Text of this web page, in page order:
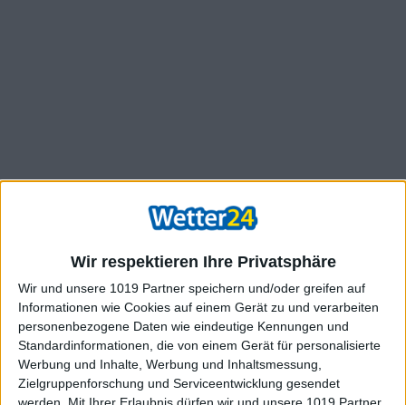
Wir respektieren Ihre Privatsphäre
Wir und unsere 1019 Partner speichern und/oder greifen auf
Informationen wie Cookies auf einem Gerät zu und verarbeiten
personenbezogene Daten wie eindeutige Kennungen und
Standardinformationen, die von einem Gerät für personalisierte
Werbung und Inhalte, Werbung und Inhaltsmessung,
Zielgruppenforschung und Serviceentwicklung gesendet
werden.
Mit Ihrer Erlaubnis dürfen wir und unsere 1019 Partner